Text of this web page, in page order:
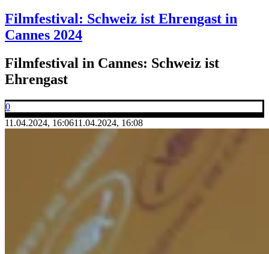
Filmfestival: Schweiz ist Ehrengast in
Cannes 2024
Filmfestival in Cannes: Schweiz ist
Ehrengast
0
11.04.2024, 16:0611.04.2024, 16:08